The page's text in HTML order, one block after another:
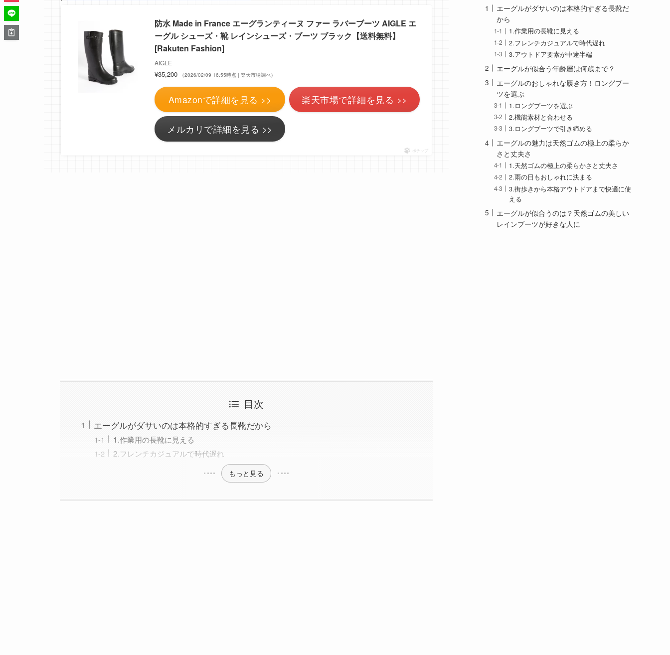
防水 Made in France エーグランティーヌ ファー ラバーブーツ AIGLE エ
ーグル シューズ・靴 レインシューズ・ブーツ ブラック【送料無料】
[Rakuten Fashion]
AIGLE
¥35,200 （2026/02/09 16:55時点 | 楽天市場調べ）
Amazonで詳細を見る >> 楽天市場で詳細を見る >>
メルカリで詳細を見る >>
ポチップ
目次
エーグルがダサいのは本格的すぎる長靴だから
1.作業用の長靴に見える
2.フレンチカジュアルで時代遅れ
もっと見る
エーグルがダサいのは本格的すぎる長靴だ
から
1.作業用の長靴に見える
2.フレンチカジュアルで時代遅れ
3.アウトドア要素が中途半端
エーグルが似合う年齢層は何歳まで？
エーグルのおしゃれな履き方！ロングブー
ツを選ぶ
1.ロングブーツを選ぶ
2.機能素材と合わせる
3.ロングブーツで引き締める
エーグルの魅力は天然ゴムの極上の柔らか
さと丈夫さ
1.天然ゴムの極上の柔らかさと丈夫さ
2.雨の日もおしゃれに決まる
3.街歩きから本格アウトドアまで快適に使
える
エーグルが似合うのは？天然ゴムの美しい
レインブーツが好きな人に